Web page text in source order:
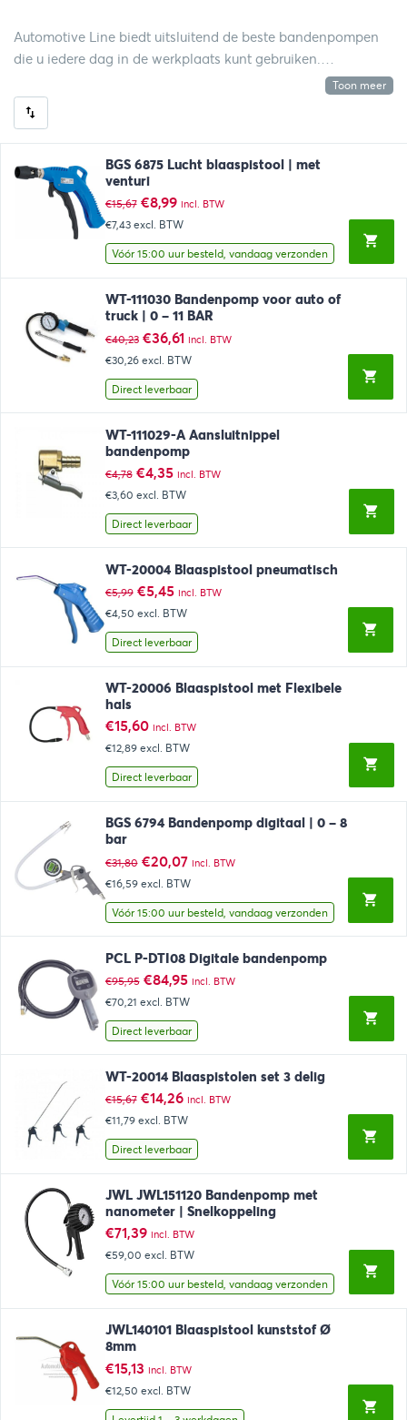
Automotive Line biedt uitsluitend de beste bandenpompen
die u iedere dag in de werkplaats kunt gebruiken.
Bandenpompen zijn er in verschillende uitvoeringen, met
normale aansluitingen of een
Toon meer
BGS 6875 Lucht blaaspistool | met
venturi
€15,67 Oorspronkelijke
prijs
was:
€15,67.
€8,99Huidige
prijs
is:
€8,99.
incl. BTW
€7,43 excl. BTW
Vóór 15:00 uur besteld, vandaag verzonden
WT-111030 Bandenpomp voor auto of
truck | 0 – 11 BAR
€40,23 Oorspronkelijke
prijs
was:
€40,23.
€36,61Huidige
prijs
is:
€36,61.
incl. BTW
€30,26 excl. BTW
Direct leverbaar
WT-111029-A Aansluitnippel
bandenpomp
€4,78 Oorspronkelijke
prijs
was:
€4,78.
€4,35Huidige
prijs
is:
€4,35.
incl. BTW
€3,60 excl. BTW
Direct leverbaar
WT-20004 Blaaspistool pneumatisch
€5,99 Oorspronkelijke
prijs
was:
€5,99.
€5,45Huidige
prijs
is:
€5,45.
incl. BTW
€4,50 excl. BTW
Direct leverbaar
WT-20006 Blaaspistool met Flexibele
hals
€15,60 incl. BTW
€12,89 excl. BTW
Direct leverbaar
BGS 6794 Bandenpomp digitaal | 0 – 8
bar
€31,80 Oorspronkelijke
prijs
was:
€31,80.
€20,07Huidige
prijs
is:
€20,07.
incl. BTW
€16,59 excl. BTW
Vóór 15:00 uur besteld, vandaag verzonden
PCL P-DTI08 Digitale bandenpomp
€95,95 Oorspronkelijke
prijs
was:
€95,95.
€84,95Huidige
prijs
is:
€84,95.
incl. BTW
€70,21 excl. BTW
Direct leverbaar
WT-20014 Blaaspistolen set 3 delig
€15,67 Oorspronkelijke
prijs
was:
€15,67.
€14,26Huidige
prijs
is:
€14,26.
incl. BTW
€11,79 excl. BTW
Direct leverbaar
JWL JWL151120 Bandenpomp met
nanometer | Snelkoppeling
€71,39 incl. BTW
€59,00 excl. BTW
Vóór 15:00 uur besteld, vandaag verzonden
JWL140101 Blaaspistool kunststof Ø
8mm
€15,13 incl. BTW
€12,50 excl. BTW